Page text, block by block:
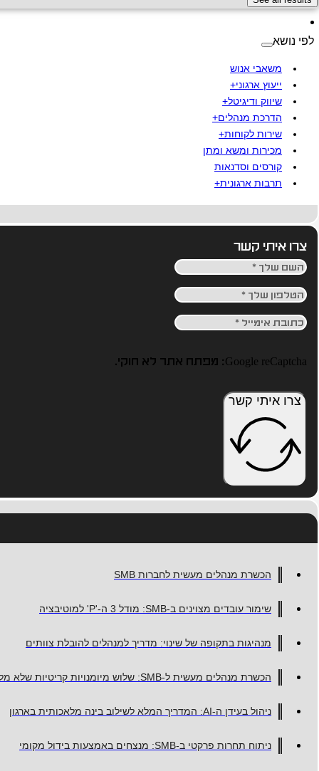
לפי נושא
משאבי אנוש
ייעוץ ארגוני+
שיווק ודיגיטל+
הדרכת מנהלים+
שירות לקוחות+
מכירות ומשא ומתן
קורסים וסדנאות
תרבות ארגונית+
צרו איתי קשר
Google reCaptcha: מפתח אתר לא חוקי.
צרו איתי קשר
הכשרת מנהלים מעשית לחברות SMB
שימור עובדים מצוינים ב-SMB: מודל 3 ה-'P' למוטיבציה
מנהיגות בתקופה של שינוי: מדריך למנהלים להובלת צוותים
הכשרת מנהלים מעשית ל-SMB: שלוש מיומנויות קריטיות שלא מלמדים בקורסים גנריים
ניהול בעידן ה-AI: המדריך המלא לשילוב בינה מלאכותית בארגון
ניתוח תחרות פרקטי ב-SMB: מנצחים באמצעות בידול מקומי